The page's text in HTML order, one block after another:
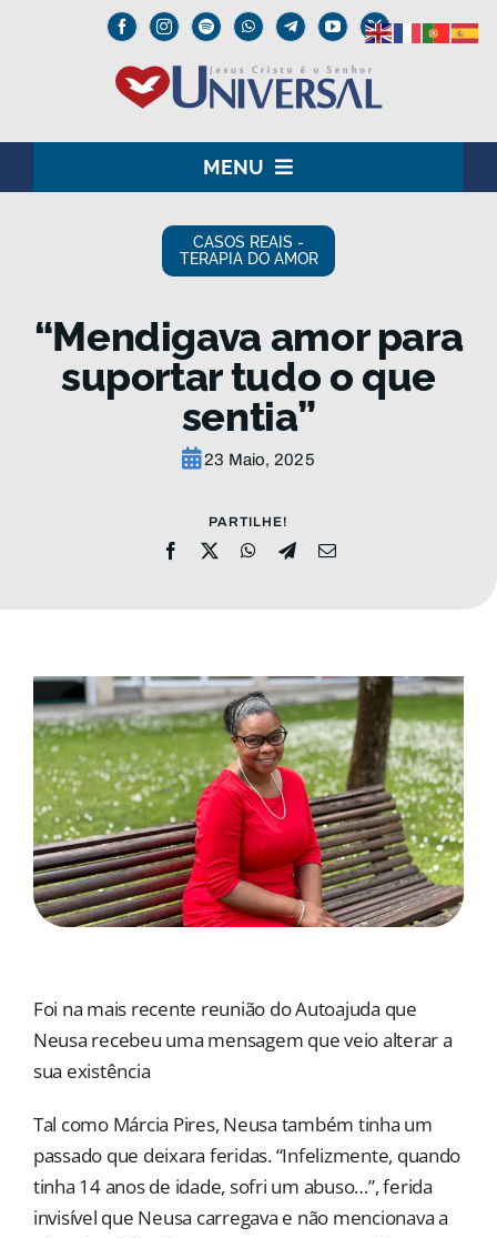
MENU
O SENHOR JESUS
INSTITUCIONAL
UNIVERSAL+
CASOS REAIS -
TERAPIA DO AMOR
“Mendigava amor para
suportar tudo o que
sentia”
23 Maio, 2025
PARTILHE!
Foi na mais recente reunião do Autoajuda que
Neusa recebeu uma mensagem que veio alterar a
sua existência
Tal como Márcia Pires, Neusa também tinha um
passado que deixara feridas. “Infelizmente, quando
tinha 14 anos de idade, sofri um abuso…”, ferida
invisível que Neusa carregava e não mencionava a